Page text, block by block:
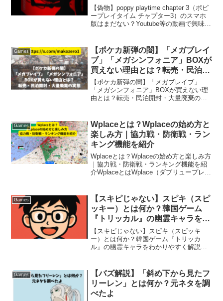
Youtube等の動画で興味、アメリ
カのゲーム。プレステ・switch・
スマホで遊びたい！遊べない？
【偽物】poppy playtime chapter 3（ポピ
ープレイタイム チャプター3）のスマホ
版はまだない？Youtube等の動画で興味、
動画を観て...
Games
【ポケカ新弾の闇】「メガブレイ
ブ」「メガシンフォニア」BOXが
買えない理由とは？転売・民泊開
封・大量廃棄の実態
【ポケカ新弾の闇】「メガブレイブ」
「メガシンフォニア」BOXが買えない理
由とは？転売・民泊開封・大量廃棄の実
ト、これマジか？！AIで作った加工じゃ
ないのか？！何をどうす...
Games
Wplaceとは？Wplaceの始め方と
楽しみ方｜協力戦・防衛戦・ラン
キング機能を紹介
Wplaceとは？Wplaceの始め方と楽しみ方
｜協力戦・防衛戦・ランキング機能を紹
介WplaceとはWplace（ダブリュープレイ
ドット絵サービス です。ユー...
Games
【スキピじゃない】スピキ（スピ
ッキー）とは何か？韓国ゲーム
『トリッカル』の幽霊キャラをわ
かりやすく解説
【スキピじゃない】スピキ（スピッキ
ー）とは何か？韓国ゲーム『トリッカ
ル』の幽霊キャラをわかりやすく解説ス
大作戦（트릭컬 / Trickcal）』に登場する
キャラクター「...
Games
【バズ解説】「斜め下から見たフ
リーレン」とは何か？元ネタを調
べたよ